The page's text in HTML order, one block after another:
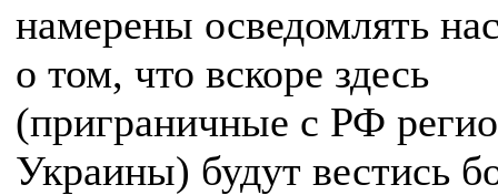
намерены осведомлять
о том, что вскоре здесь
(приграничные с РФ
Украины) будут вестись